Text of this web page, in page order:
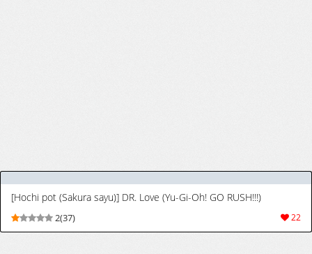
[Hochi pot (Sakura sayu)] DR. Love (Yu-Gi-Oh! GO RUSH!!!)
22
2(37)